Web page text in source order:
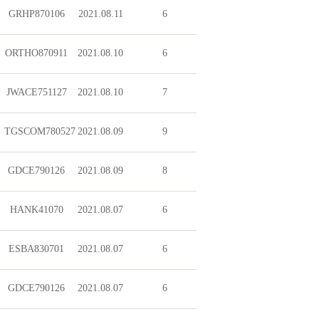
GRHP870106 2021.08.11 6
ORTHO870911 2021.08.10 6
JWACE751127 2021.08.10 7
TGSCOM780527 2021.08.09 9
GDCE790126 2021.08.09 8
HANK41070 2021.08.07 6
ESBA830701 2021.08.07 6
GDCE790126 2021.08.07 6